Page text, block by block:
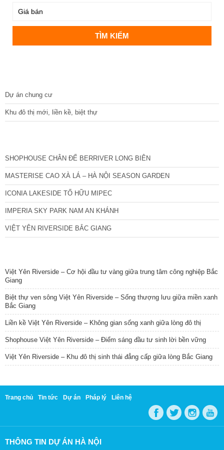
Dự án chung cư
Khu đô thị mới, liền kề, biệt thự
SHOPHOUSE CHÂN ĐẾ BERRIVER LONG BIÊN
MASTERISE CAO XÀ LÁ – HÀ NỘI SEASON GARDEN
ICONIA LAKESIDE TỐ HỮU MIPEC
IMPERIA SKY PARK NAM AN KHÁNH
VIỆT YÊN RIVERSIDE BẮC GIANG
Việt Yên Riverside – Cơ hội đầu tư vàng giữa trung tâm công nghiệp Bắc
Giang
Biệt thự ven sông Việt Yên Riverside – Sống thượng lưu giữa miền xanh
Bắc Giang
Liền kề Việt Yên Riverside – Không gian sống xanh giữa lòng đô thị
Shophouse Việt Yên Riverside – Điểm sáng đầu tư sinh lời bền vững
Việt Yên Riverside – Khu đô thị sinh thái đẳng cấp giữa lòng Bắc Giang
Trang chủ Tin tức Dự án Pháp lý Liên hệ
THÔNG TIN DỰ ÁN HÀ NỘI